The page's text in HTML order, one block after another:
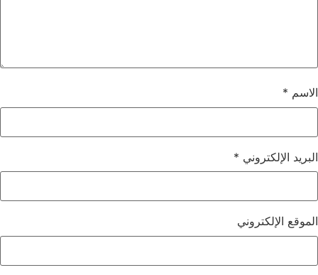
الاسم *
البريد الإلكتروني *
الموقع الإلكتروني